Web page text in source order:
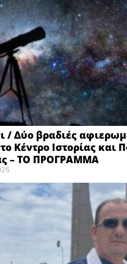
/ Δύο βραδιές
Κέντρο Ιστορίας και
– ΤΟ ΠΡΟΓΡΑΜΜΑ